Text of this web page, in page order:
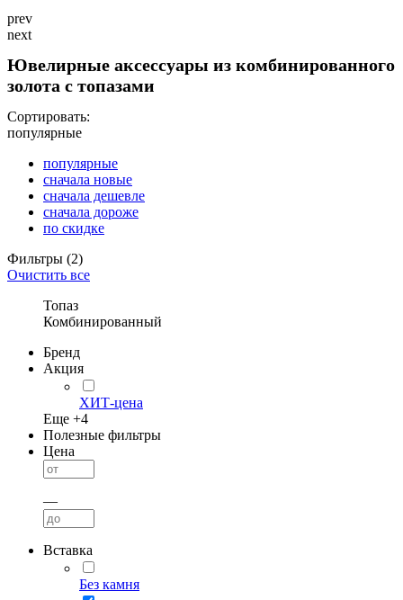
prev
next
Ювелирные аксессуары из комбинированного
золота с топазами
Сортировать:
популярные
популярные
сначала новые
сначала дешевле
сначала дороже
по скидке
Фильтры (2)
Очистить все
Топаз
Комбинированный
Бренд
Акция
ХИТ-цена
Еще +4
Полезные фильтры
Цена
—
Вставка
Без камня